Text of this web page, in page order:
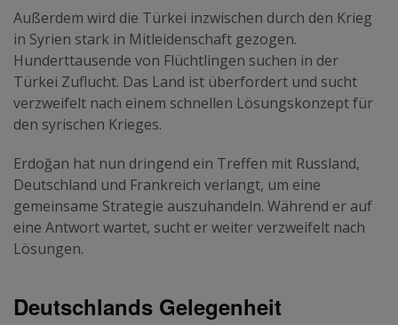
Außerdem wird die Türkei inzwischen durch den Krieg
in Syrien stark in Mitleidenschaft gezogen.
Hunderttausende von Flüchtlingen suchen in der
Türkei Zuflucht. Das Land ist überfordert und sucht
verzweifelt nach einem schnellen Lösungskonzept für
den syrischen Krieges.
Erdoğan hat nun dringend ein Treffen mit Russland,
Deutschland und Frankreich verlangt, um eine
gemeinsame Strategie auszuhandeln. Während er auf
eine Antwort wartet, sucht er weiter verzweifelt nach
Lösungen.
Deutschlands Gelegenheit